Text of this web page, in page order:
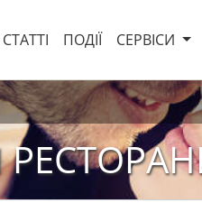
СТАТТІ ПОДІЇ СЕРВІСИ